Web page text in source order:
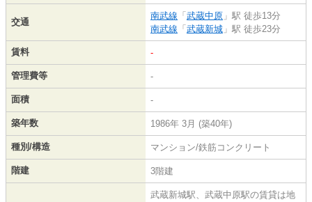
交通
南武線 「 武蔵中原 」駅 徒歩13分
南武線 「 武蔵新城 」駅 徒歩23分
賃料 -
管理費等 -
面積 -
築年数 1986年 3月 (築40年)
種別/構造 マンション/鉄筋コンクリート
階建 3階建
武蔵新城駅、武蔵中原駅の賃貸は地